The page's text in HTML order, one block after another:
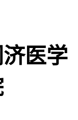
医学